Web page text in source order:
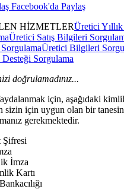
Facebook'da Paylaş
HİZMETLERÜretici
Üretici Satış Bilgileri
Üretici Bilgileri
Sorgulama
doğrulamadınız...
için, aşağıdaki
sizin için uygun olan bir
gerekmektedir.
Şifresi
İmza
Kartı